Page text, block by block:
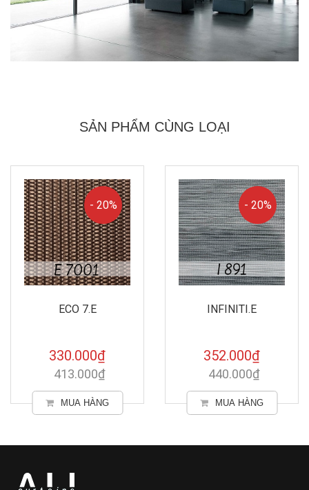
SẢN PHẨM CÙNG LOẠI
- 20%
ECO 7.E
330.000₫
413.000₫
MUA HÀNG
- 20%
INFINITI.E
352.000₫
440.000₫
MUA HÀNG